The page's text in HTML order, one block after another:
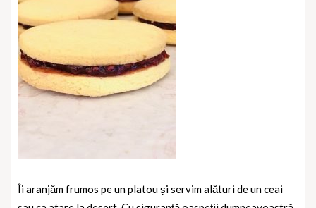
Îi aranjăm frumos pe un platou și servim alături de un ceai